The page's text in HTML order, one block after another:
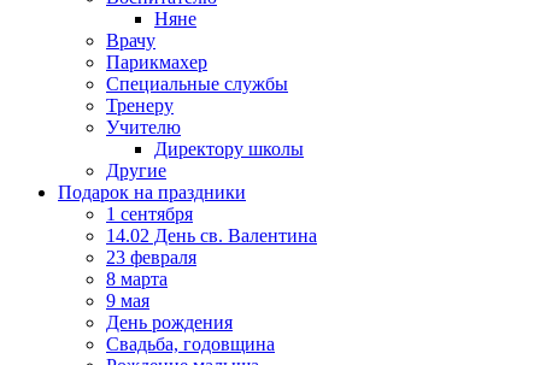
Няне
Врачу
Парикмахер
Специальные службы
Тренеру
Учителю
Директору школы
Другие
Подарок на праздники
1 сентября
14.02 День св. Валентина
23 февраля
8 марта
9 мая
День рождения
Свадьба, годовщина